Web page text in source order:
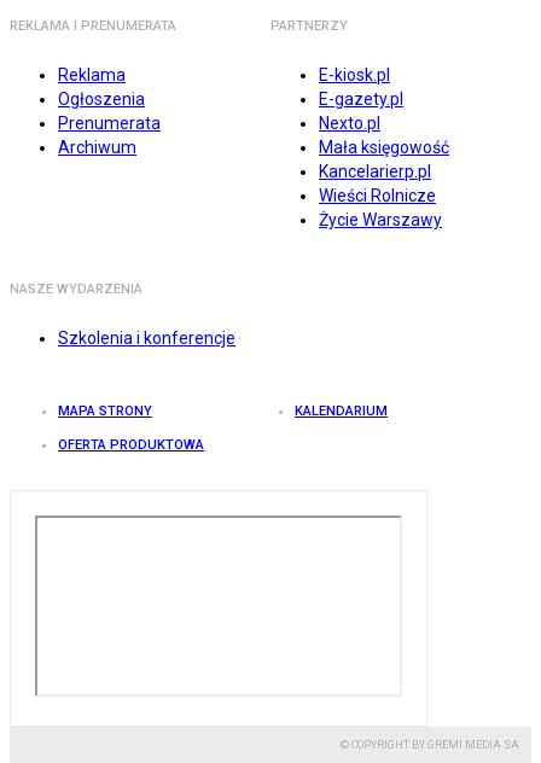
REKLAMA I PRENUMERATA
Reklama
Ogłoszenia
Prenumerata
Archiwum
PARTNERZY
E-kiosk.pl
E-gazety.pl
Nexto.pl
Mała księgowość
Kancelarierp.pl
Wieści Rolnicze
Życie Warszawy
NASZE WYDARZENIA
Szkolenia i konferencje
MAPA STRONY KALENDARIUM
OFERTA PRODUKTOWA
© COPYRIGHT BY GREMI MEDIA SA